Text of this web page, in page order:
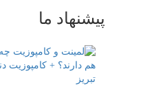
پیشنهاد ما